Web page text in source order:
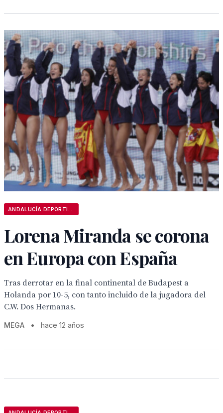
Lorena Miranda se corona
en Europa con España
Tras derrotar en la final continental de Budapest a
Holanda por 10-5, con tanto incluido de la jugadora del
C.W. Dos Hermanas.
MEGA • hace 12 años